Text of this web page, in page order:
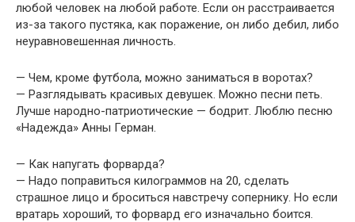
любой человек на любой работе. Если он расстраивается
из-за такого пустяка, как поражение, он либо дебил, либо
неуравновешенная личность.
— Чем, кроме футбола, можно заниматься в воротах?
— Разглядывать красивых девушек. Можно песни петь.
Лучше народно-патриотические — бодрит. Люблю песню
«Надежда» Анны Герман.
— Как напугать форварда?
— Надо поправиться килограммов на 20, сделать
страшное лицо и броситься навстречу сопернику. Но если
вратарь хороший, то форвард его изначально боится.